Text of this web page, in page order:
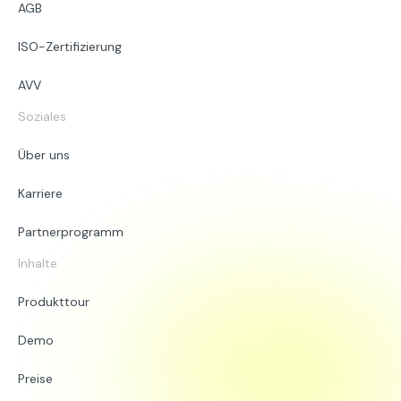
Inhalte
Produkttour
Demo
Preise
Soziales
Über uns
Karriere
Partnerprogramm
AGB
ISO-Zertifizierung
AVV